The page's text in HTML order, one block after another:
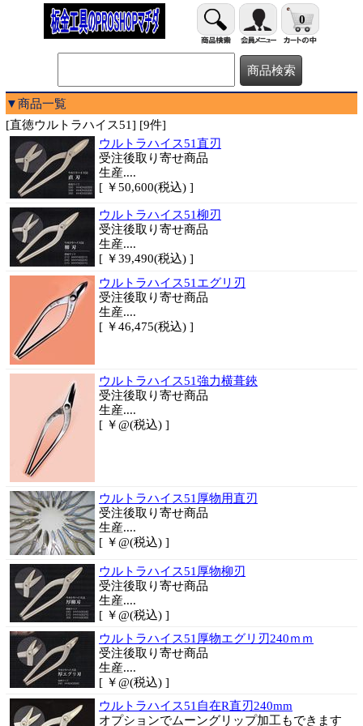
0
▼商品一覧
[直徳ウルトラハイス51] [9件]
ウルトラハイス51直刃
受注後取り寄せ商品
生産....
[ ￥50,600(税込) ]
ウルトラハイス51柳刃
受注後取り寄せ商品
生産....
[ ￥39,490(税込) ]
ウルトラハイス51エグリ刃
受注後取り寄せ商品
生産....
[ ￥46,475(税込) ]
ウルトラハイス51強力横葺鋏
受注後取り寄せ商品
生産....
[ ￥@(税込) ]
ウルトラハイス51厚物用直刃
受注後取り寄せ商品
生産....
[ ￥@(税込) ]
ウルトラハイス51厚物柳刃
受注後取り寄せ商品
生産....
[ ￥@(税込) ]
ウルトラハイス51厚物エグリ刃240ｍｍ
受注後取り寄せ商品
生産....
[ ￥@(税込) ]
ウルトラハイス51自在R直刃240mm
オプションでムーングリップ加工もできます